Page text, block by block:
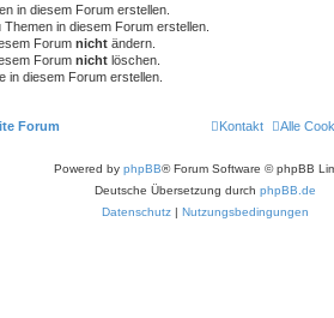
in diesem Forum erstellen.
in diesem Forum erstellen.
Forum nicht ändern.
Forum nicht löschen.
in diesem Forum erstellen.
Forum Alle
Kontakt
Powered by phpBB® Forum Software © phpBB
Deutsche Übersetzung durch phpBB.de
Datenschutz
Nutzungsbedingungen